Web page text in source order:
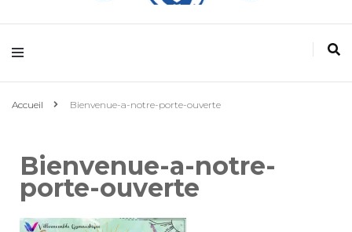
Villemomble
Gymnastique
Accueil Bienvenue-a-notre-porte-ouverte
Bienvenue-a-notre-
porte-ouverte